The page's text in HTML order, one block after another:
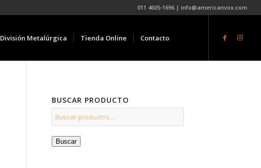
011 4605-1696 | info@americanvox.com
División Metalúrgica Tienda Online Contacto
BUSCAR PRODUCTO
Buscar